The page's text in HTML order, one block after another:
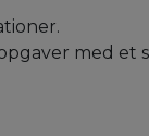
med et